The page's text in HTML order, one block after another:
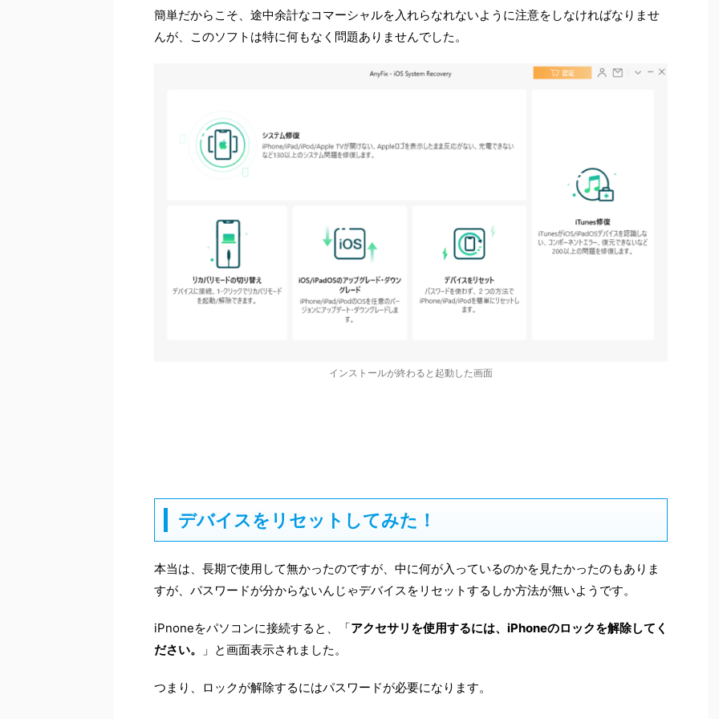
簡単だからこそ、途中余計なコマーシャルを入れらなれないように注意をしなければなりませ
んが、このソフトは特に何もなく問題ありませんでした。
インストールが終わると起動した画面
デバイスをリセットしてみた！
本当は、長期で使用して無かったのですが、中に何が入っているのかを見たかったのもありま
すが、パスワードが分からないんじゃデバイスをリセットするしか方法が無いようです。
iPnoneをパソコンに接続すると、「アクセサリを使用するには、iPhoneのロックを解除してく
ださい。
」と画面表示されました。
つまり、ロックが解除するにはパスワードが必要になります。